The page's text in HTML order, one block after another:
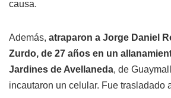
causa.
Además, atraparon a Jorge Daniel
Zurdo, de 27 años en un
Jardines de Avellaneda, de
incautaron un celular. Fue trasladado